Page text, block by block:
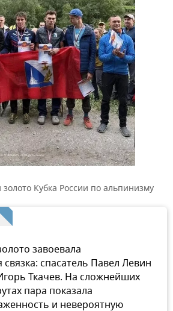
Кубка России по альпинизму
завоевала
связка: спасатель Павел Левин
Ткачев. На сложнейших
пара показала
и невероятную